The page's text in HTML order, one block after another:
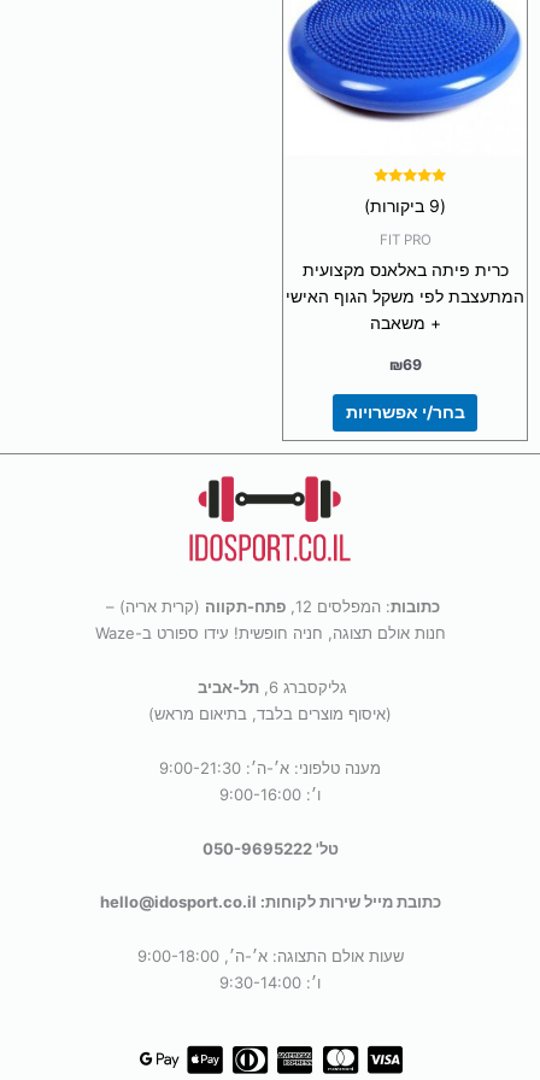
5.00
(9 ביקורות)
FIT PRO
כרית פיתה באלאנס מקצועית
המתעצבת לפי משקל הגוף האישי
+ משאבה
₪69
בחר/י אפשרויות
סוגים.
ניתן
לבחור
את
כתובות: המפלסים 12, פתח-תקווה (קרית אריה) –
חנות אולם תצוגה, חניה חופשית! עידו ספורט ב-Waze
גליקסברג 6,
תל-אביב
(איסוף מוצרים בלבד, בתיאום מראש)
מענה טלפוני: א׳-ה׳: 9:00-21:30
ו׳: 9:00-16:00
טל' 050-9695222
כתובת מייל שירות לקוחות: hello@idosport.co.il
שעות אולם התצוגה: א׳-ה׳, 9:00-18:00
ו׳: 9:30-14:00
משלוח חינם ומהיר עד הבית!
מינימום הזמנה למשלוח חינם 199 ש״ח.
(לא כולל נפחים ומשקלים חריגים)
כדי לתת לך חוויית קנייה מתוקה וזורמת, אנחנו משתמשים
בקובצי Cookie להתאמה אישית ושיפור האתר. המשך